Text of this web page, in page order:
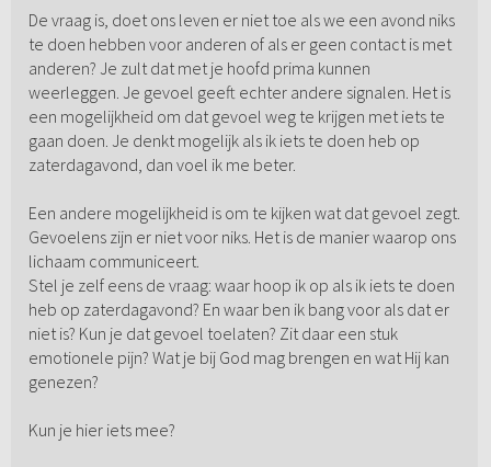
De vraag is, doet ons leven er niet toe als we een avond niks
te doen hebben voor anderen of als er geen contact is met
anderen? Je zult dat met je hoofd prima kunnen
weerleggen. Je gevoel geeft echter andere signalen. Het is
een mogelijkheid om dat gevoel weg te krijgen met iets te
gaan doen. Je denkt mogelijk als ik iets te doen heb op
zaterdagavond, dan voel ik me beter.
Een andere mogelijkheid is om te kijken wat dat gevoel zegt.
Gevoelens zijn er niet voor niks. Het is de manier waarop ons
lichaam communiceert.
Stel je zelf eens de vraag: waar hoop ik op als ik iets te doen
heb op zaterdagavond? En waar ben ik bang voor als dat er
niet is? Kun je dat gevoel toelaten? Zit daar een stuk
emotionele pijn? Wat je bij God mag brengen en wat Hij kan
genezen?
Kun je hier iets mee?